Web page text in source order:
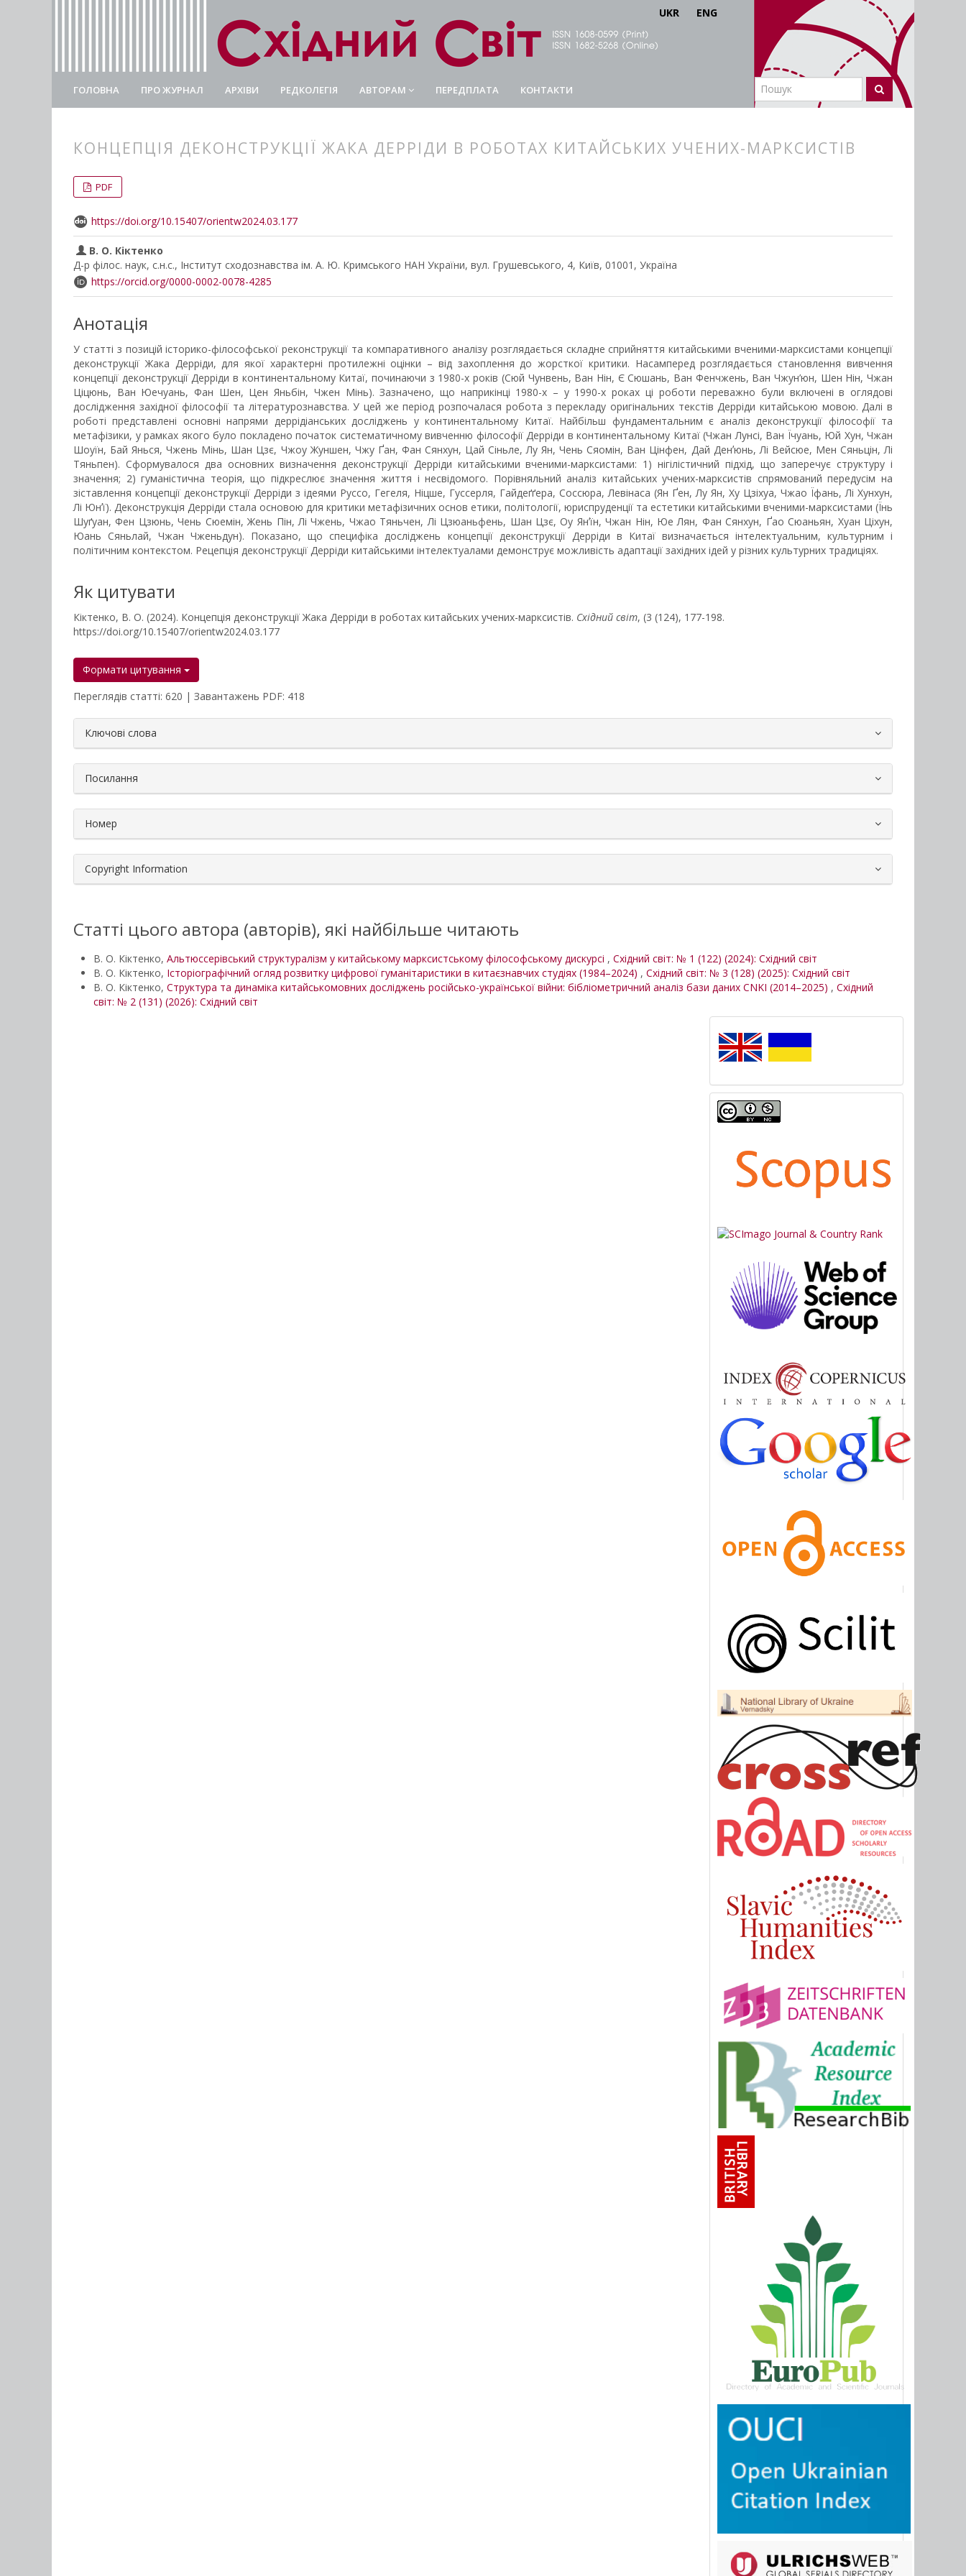
UKR ENG
ГОЛОВНА ПРО ЖУРНАЛ АРХІВИ РЕДКОЛЕГІЯ АВТОРАМ ПЕРЕДПЛАТА КОНТАКТИ
КОНЦЕПЦІЯ ДЕКОНСТРУКЦІЇ ЖАКА ДЕРРІДИ В РОБОТАХ КИТАЙСЬКИХ УЧЕНИХ-МАРКСИСТІВ
##plugins.themes.bootstrap3.article.main##
##plugins.themes.bootstrap3.article.sidebar##
PDF
https://doi.org/10.15407/orientw2024.03.177
В. О. Кіктенко
Д-р філос. наук, с.н.с., Інститут сходознавства ім. А. Ю. Кримського НАН України, вул. Грушевського, 4, Київ, 01001, Україна
https://orcid.org/0000-0002-0078-4285
Анотація
У статті з позицій історико-філософської реконструкції та компаративного аналізу розглядається складне сприйняття китайськими вченими-марксистами концепції
деконструкції Жака Дерріди, для якої характерні протилежні оцінки – від захоплення до жорсткої критики. Насамперед розглядається становлення вивчення
концепції деконструкції Дерріди в континентальному Китаї, починаючи з 1980-х років (Сюй Чунвень, Ван Нін, Є Сюшань, Ван Фенчжень, Ван Чжун’юн, Шен Нін, Чжан
Ціцюнь, Ван Юечуань, Фан Шен, Цен Яньбін, Чжен Мінь). Зазначено, що наприкінці 1980-х – у 1990-х роках ці роботи переважно були включені в оглядові
дослідження західної філософії та літературознавства. У цей же період розпочалася робота з перекладу оригінальних текстів Дерріди китайською мовою. Далі в
роботі представлені основні напрями деррідіанських досліджень у континентальному Китаї. Найбільш фундаментальним є аналіз деконструкції філософії та
метафізики, у рамках якого було покладено початок систематичному вивченню філософії Дерріди в континентальному Китаї (Чжан Лунсі, Ван Їчуань, Юй Хун, Чжан
Шоуїн, Бай Янься, Чжень Мінь, Шан Цзє, Чжоу Жуншен, Чжу Ґан, Фан Сянхун, Цай Сіньле, Лу Ян, Чень Сяомін, Ван Цінфен, Дай Денʼюнь, Лі Вейсюе, Мен Сяньцін, Лі
Тяньпен). Сформувалося два основних визначення деконструкції Дерріди китайськими вченими-марксистами: 1) нігілістичний підхід, що заперечує структуру і
значення; 2) гуманістична теорія, що підкреслює значення життя і несвідомого. Порівняльний аналіз китайських учених-марксистів спрямований передусім на
зіставлення концепції деконструкції Дерріди з ідеями Руссо, Гегеля, Ніцше, Гуссерля, Гайдеґґера, Соссюра, Левінаса (Ян Ґен, Лу Ян, Ху Цзіхуа, Чжао Їфань, Лі Хунхун,
Лі Юнʼї). Деконструкція Дерріди стала основою для критики метафізичних основ етики, політології, юриспруденції та естетики китайськими вченими-марксистами (Їнь
Шуґуан, Фен Цзюнь, Чень Сюемін, Жень Пін, Лі Чжень, Чжао Тяньчен, Лі Цзюаньфень, Шан Цзє, Оу Янʼїн, Чжан Нін, Юе Лян, Фан Сянхун, Ґао Сюаньян, Хуан Ціхун,
Юань Сяньлай, Чжан Чженьдун). Показано, що специфіка досліджень концепції деконструкції Дерріди в Китаї визначається інтелектуальним, культурним і
політичним контекстом. Рецепція деконструкції Дерріди китайськими інтелектуалами демонструє можливість адаптації західних ідей у різних культурних традиціях.
Як цитувати
Кіктенко, В. О. (2024). Концепція деконструкції Жака Дерріди в роботах китайських учених-марксистів. Східний світ, (3 (124), 177-198.
https://doi.org/10.15407/orientw2024.03.177
Формати цитування
Переглядів статті: 620 | Завантажень PDF: 418
##plugins.themes.bootstrap3.article.details##
Ключові слова
Посилання
Номер
Copyright Information
Статті цього автора (авторів), які найбільше читають
В. О. Кіктенко, Альтюссерівський структуралізм у китайському марксистському філософському дискурсі , Східний світ: № 1 (122) (2024): Східний світ
В. О. Кіктенко, Історіографічний огляд розвитку цифрової гуманітаристики в китаєзнавчих студіях (1984–2024) , Східний світ: № 3 (128) (2025): Східний світ
В. О. Кіктенко, Структура та динаміка китайськомовних досліджень російсько-української війни: бібліометричний аналіз бази даних CNKI (2014–2025) , Східний
світ: № 2 (131) (2026): Східний світ